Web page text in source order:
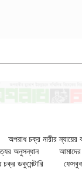
অপরাধ চক্র নারীর ন্যায়ের
অনুসন্ধান
আমাদের
ডকুমেন্টারি